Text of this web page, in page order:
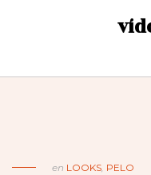
en LOOKS, PELO